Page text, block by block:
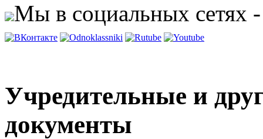
Мы в социальных сетях
Учредительные и
документы